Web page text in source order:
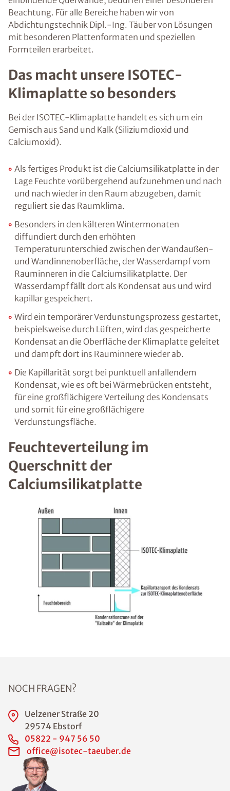
Beachtung. Für alle Bereiche haben wir von
Abdichtungstechnik Dipl.-Ing. Täuber von Lösungen
mit besonderen Plattenformaten und speziellen
Formteilen erarbeitet.
Das macht unsere ISOTEC-
Klimaplatte so besonders
Bei der ISOTEC-Klimaplatte handelt es sich um ein
Gemisch aus Sand und Kalk (Siliziumdioxid und
Calciumoxid).
Als fertiges Produkt ist die Calciumsilikatplatte in der
Lage Feuchte vorübergehend aufzunehmen und nach
und nach wieder in den Raum abzugeben, damit
reguliert sie das Raumklima.
Besonders in den kälteren Wintermonaten
diffundiert durch den erhöhten
Temperaturunterschied zwischen der Wandaußen-
und Wandinnenoberfläche, der Wasserdampf vom
Rauminneren in die Calciumsilikatplatte. Der
Wasserdampf fällt dort als Kondensat aus und wird
kapillar gespeichert.
Wird ein temporärer Verdunstungsprozess gestartet,
beispielsweise durch Lüften, wird das gespeicherte
Kondensat an die Oberfläche der Klimaplatte geleitet
und dampft dort ins Rauminnere wieder ab.
Die Kapillarität sorgt bei punktuell anfallendem
Kondensat, wie es oft bei Wärmebrücken entsteht,
für eine großflächigere Verteilung des Kondensats
und somit für eine großflächigere
Verdunstungsfläche.
Feuchteverteilung im
Querschnitt der
Calciumsilikatplatte
NOCH FRAGEN?
Uelzener Straße 20
29574 Ebstorf
05822 - 947 56 50
office@isotec-taeuber.de